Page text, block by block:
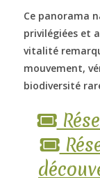
Ce panorama
privilégiées et
vitalité
mouvement,
biodiversité